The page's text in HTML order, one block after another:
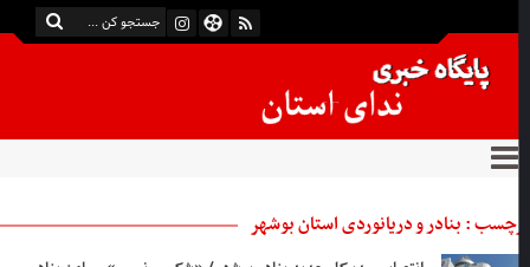
: بنادر و دریانوردی استان بوشهر